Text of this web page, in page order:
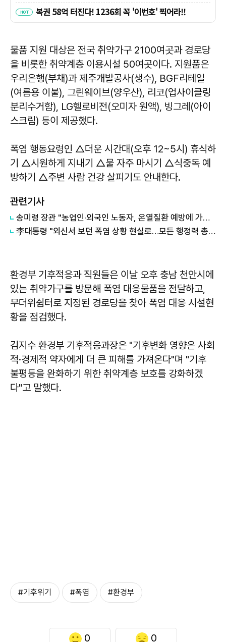
물품 지원 대상은 전국 취약가구 2100여곳과 경로당
을 비롯한 취약계층 이용시설 50여곳이다. 지원품은
우리은행(부채)과 제주개발공사(생수), BGF리테일
(여름용 이불), 그린웨이브(양우산), 리코(업사이클링
분리수거함), LG헬로비전(오미자 원액), 빙그레(아이
스크림) 등이 제공했다.
폭염 행동요령인 △더운 시간대(오후 12~5시) 휴식하
기 △시원하게 지내기 △물 자주 마시기 △식중독 예
방하기 △주변 사람 건강 살피기도 안내한다.
관련기사
송미령 장관 "농업인·외국인 노동자, 온열질환 예방에 가용자원 총동원"
李대통령 "외신서 보던 폭염 상황 현실로…모든 행정력 총동원하라"
환경부 기후적응과 직원들은 이날 오후 충남 천안시에
있는 취약가구를 방문해 폭염 대응물품을 전달하고,
무더위쉼터로 지정된 경로당을 찾아 폭염 대응 시설현
황을 점검했다.
김지수 환경부 기후적응과장은 "기후변화 영향은 사회
적·경제적 약자에게 더 큰 피해를 가져온다"며 "기후
불평등을 완화하기 위한 취약계층 보호를 강화하겠
다"고 말했다.
#기후위기 #폭염 #환경부
0 0